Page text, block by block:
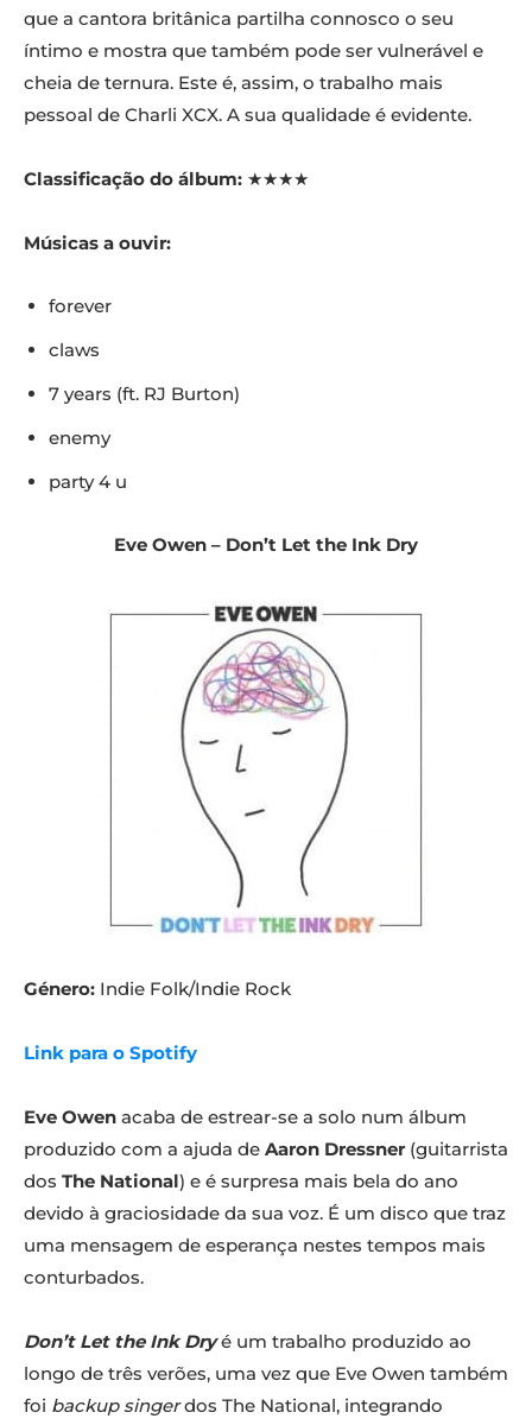
que a cantora britânica partilha connosco o seu
íntimo e mostra que também pode ser vulnerável e
cheia de ternura. Este é, assim, o trabalho mais
pessoal de Charli XCX. A sua qualidade é evidente.
Classificação do álbum: ★★★★
Músicas a ouvir:
forever
claws
7 years (ft. RJ Burton)
enemy
party 4 u
Eve Owen – Don’t Let the Ink Dry
Género: Indie Folk/Indie Rock
Link para o Spotify
Eve Owen acaba de estrear-se a solo num álbum
produzido com a ajuda de Aaron Dressner (guitarrista
dos The National) e é surpresa mais bela do ano
devido à graciosidade da sua voz. É um disco que traz
uma mensagem de esperança nestes tempos mais
conturbados.
Don’t Let the Ink Dryé um trabalho produzido ao
longo de três verões, uma vez que Eve Owen também
foi backup singerdos The National, integrando